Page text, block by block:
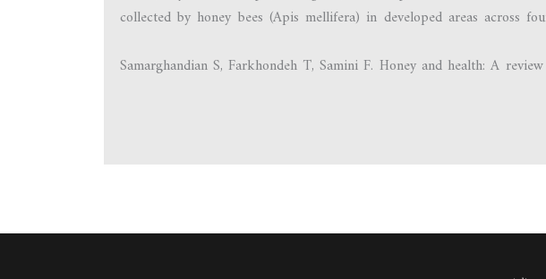
collected by honey bees (Apis mellifera) in developed areas across
Samarghandian S, Farkhondeh T, Samini F. Honey and health: A